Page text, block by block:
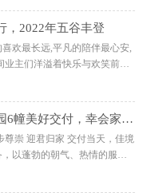
，2022年五谷丰登
欢最长远,平凡的陪伴最心安,
业主们洋溢着快乐与欢笑前来
理中心，在工作人员井然有
佳境康城三组团臻熹园6幢美好交付，幸会家味至
尊崇 迎君归家 交付当天，佳境
以蓬勃的朝气、热情的服